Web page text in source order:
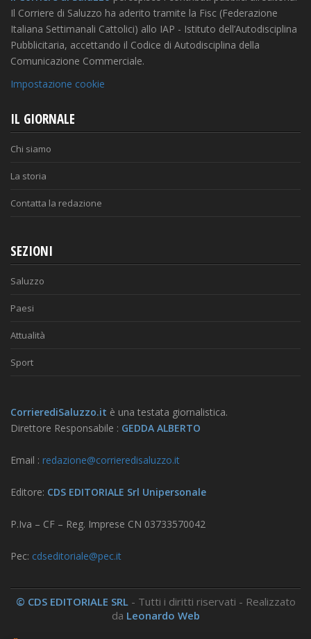
Il Corriere di Saluzzo ha aderito tramite la Fisc (Federazione
Italiana Settimanali Cattolici) allo IAP - Istituto dell’Autodisciplina
Pubblicitaria, accettando il Codice di Autodisciplina della
Comunicazione Commerciale.
Impostazione cookie
IL GIORNALE
Chi siamo
La storia
Contatta la redazione
SEZIONI
Saluzzo
Paesi
Attualità
Sport
CorrierediSaluzzo.it è una testata giornalistica.
Direttore Responsabile : GEDDA ALBERTO
Email : redazione@corrieredisaluzzo.it
Editore: CDS EDITORIALE Srl Unipersonale
P.Iva – CF – Reg. Imprese CN 03733570042
Pec: cdseditoriale@pec.it
© CDS EDITORIALE SRL - Tutti i diritti riservati - Realizzato
da Leonardo Web